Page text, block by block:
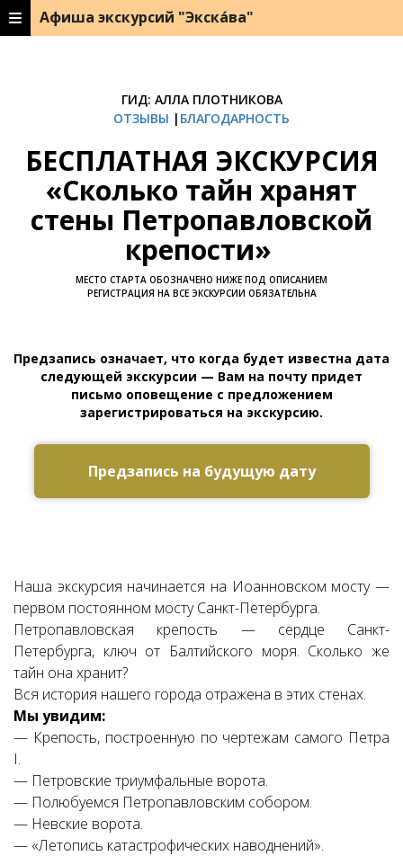
Афиша экскурсий "Экска́ва"
ГИД: АЛЛА ПЛОТНИКОВА
ОТЗЫВЫ | БЛАГОДАРНОСТЬ
БЕСПЛАТНАЯ ЭКСКУРСИЯ
«Сколько тайн хранят
стены Петропавловской
крепости»
МЕСТО СТАРТА ОБОЗНАЧЕНО НИЖЕ ПОД ОПИСАНИЕМ
РЕГИСТРАЦИЯ НА ВСЕ ЭКСКУРСИИ ОБЯЗАТЕЛЬНА
Предзапись означает, что когда будет известна дата
следующей экскурсии — Вам на почту придет
письмо оповещение с предложением
зарегистрироваться на экскурсию.
Предзапись на будущую дату
Наша экскурсия начинается на Иоанновском мосту —
первом постоянном мосту Санкт-Петербурга.
Петропавловская крепость — сердце Санкт-
Петербурга, ключ от Балтийского моря. Сколько же
тайн она хранит?
Вся история нашего города отражена в этих стенах.
Мы увидим:
— Крепость, построенную по чертежам самого Петра
I.
— Петровские триумфальные ворота.
— Полюбуемся Петропавловским собором.
— Невские ворота.
— «Летопись катастрофических наводнений».